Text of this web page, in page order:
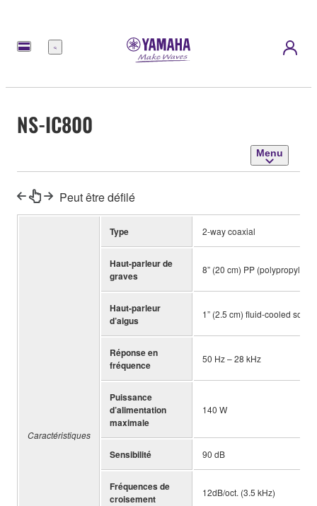
Menu
NS-IC800
Menu
Peut être défilé
Caractéristiques
Type 2-way coaxial
Haut-parleur de
graves
8” (20 cm) PP
Haut-parleur
d’aigus
1” (2.5 cm) fluid-cooled soft
Réponse en
fréquence
50 Hz – 28 kHz
Puissance
d’alimentation
maximale
140 W
Sensibilité 90 dB
Fréquences de
croisement
12dB/oct. (3.5 kHz)